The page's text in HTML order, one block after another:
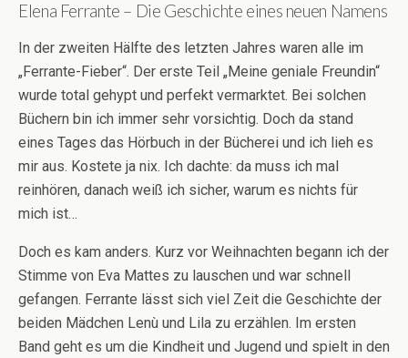
Elena Ferrante – Die Geschichte eines neuen Namens
In der zweiten Hälfte des letzten Jahres waren alle im
„Ferrante-Fieber“. Der erste Teil „Meine geniale Freundin“
wurde total gehypt und perfekt vermarktet. Bei solchen
Büchern bin ich immer sehr vorsichtig. Doch da stand
eines Tages das Hörbuch in der Bücherei und ich lieh es
mir aus. Kostete ja nix. Ich dachte: da muss ich mal
reinhören, danach weiß ich sicher, warum es nichts für
mich ist…
Doch es kam anders. Kurz vor Weihnachten begann ich der
Stimme von Eva Mattes zu lauschen und war schnell
gefangen. Ferrante lässt sich viel Zeit die Geschichte der
beiden Mädchen Lenù und Lila zu erzählen. Im ersten
Band geht es um die Kindheit und Jugend und spielt in den